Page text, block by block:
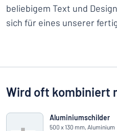
beliebigem Text und
sich für eines unserer
Wird oft kombiniert
Aluminiumschilder
500 x 130 mm, Aluminium